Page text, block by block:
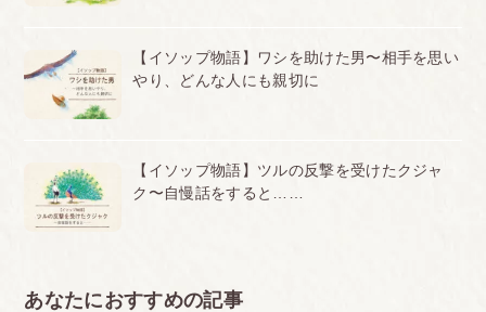
【イソップ物語】ワシを助けた男〜相手を思い
やり、どんな人にも親切に
【イソップ物語】ツルの反撃を受けたクジャ
ク〜自慢話をすると……
あなたにおすすめの記事